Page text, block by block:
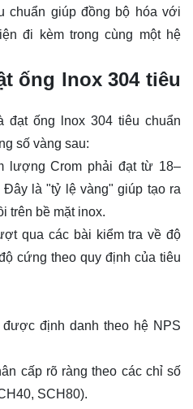
chuẩn giúp đồng bộ hóa với
đi kèm trong cùng một hệ
ống lnox 304 tiêu
đạt ống lnox 304 tiêu chuẩn
số vàng sau:
lượng Crom phải đạt từ 18–
là "tỷ lệ vàng" giúp tạo ra
trên bề mặt inox.
qua các bài kiểm tra về độ
cứng theo quy định của tiêu
định danh theo hệ NPS
cấp rõ ràng theo các chỉ số
SCH80).